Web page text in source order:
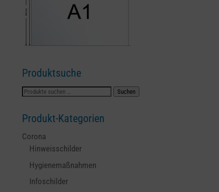
Produktsuche
Suchen
Suchen
Produkt-Kategorien
Corona
Hinweisschilder
Hygienemaßnahmen
Infoschilder